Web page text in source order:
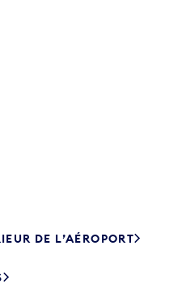
DE L’AÉROPORT